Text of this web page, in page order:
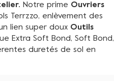
Notre prime Ouvriers
Terrzzo, enlèvement des
lien super doux Outils
Extra Soft Bond, Soft Bond,
duretés de sol en